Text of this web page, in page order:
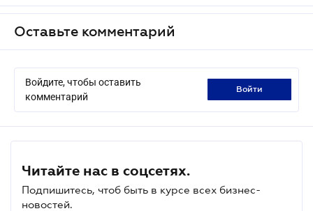
Оставьте комментарий
Войдите, чтобы оставить
комментарий
войти
Читайте нас в соцсетях.
Подпишитесь, чтоб быть в курсе всех бизнес-
новостей.